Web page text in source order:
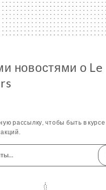
новостями о Le
рассылку, чтобы быть в курсе